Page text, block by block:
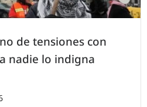
de tensiones con
nadie lo indigna